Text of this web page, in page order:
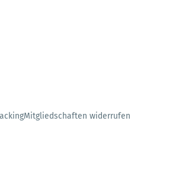
Mitgliedschaften widerrufen